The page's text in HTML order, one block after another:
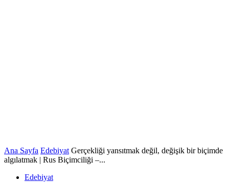
Ana Sayfa Edebiyat Gerçekliği yansıtmak değil, değişik bir biçimde
algılatmak | Rus Biçimciliği –...
Edebiyat